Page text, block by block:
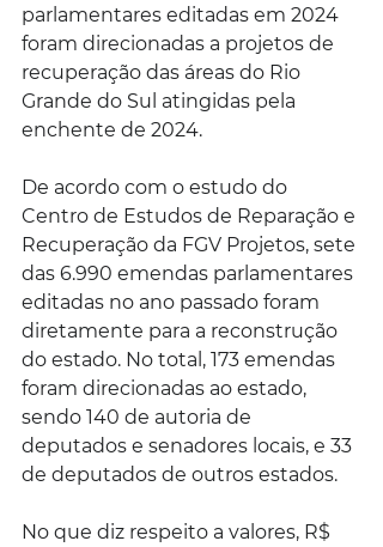
parlamentares editadas em 2024
foram direcionadas a projetos de
recuperação das áreas do Rio
Grande do Sul atingidas pela
enchente de 2024.
De acordo com o estudo do
Centro de Estudos de Reparação e
Recuperação da FGV Projetos, sete
das 6.990 emendas parlamentares
editadas no ano passado foram
diretamente para a reconstrução
do estado. No total, 173 emendas
foram direcionadas ao estado,
sendo 140 de autoria de
deputados e senadores locais, e 33
de deputados de outros estados.
No que diz respeito a valores, R$